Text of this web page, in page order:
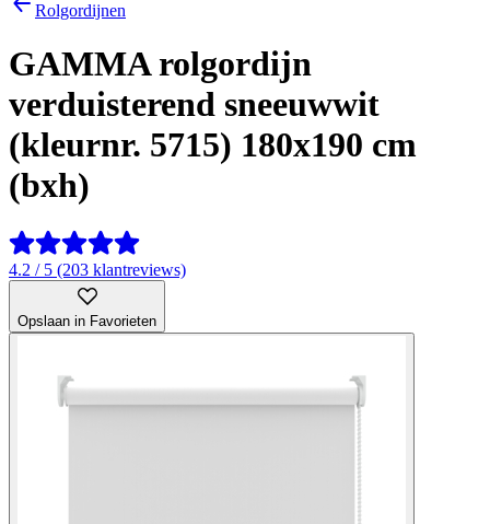
Rolgordijnen
GAMMA rolgordijn
verduisterend sneeuwwit
(kleurnr. 5715) 180x190 cm
(bxh)
4.2 / 5 (203 klantreviews)
Opslaan in Favorieten